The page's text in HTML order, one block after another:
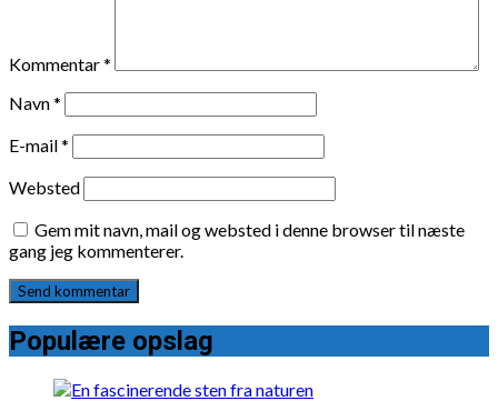
Kommentar*
Navn*
E-mail*
Websted
Gem mit navn, mail og websted i denne browser til næste
gang jeg kommenterer.
Populære opslag